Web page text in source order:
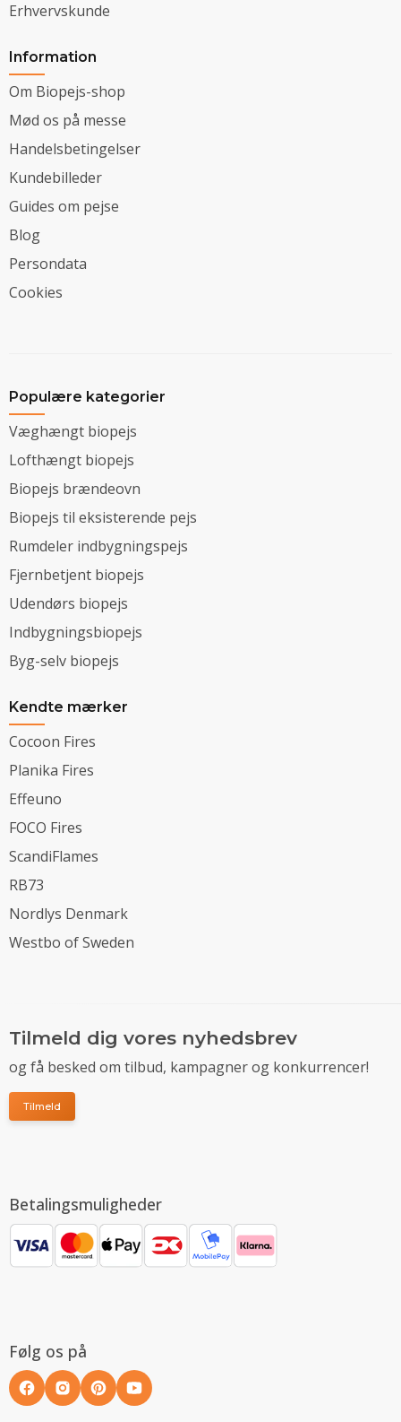
Erhvervskunde
Information
Om Biopejs-shop
Mød os på messe
Handelsbetingelser
Kundebilleder
Guides om pejse
Blog
Persondata
Cookies
Populære kategorier
Væghængt biopejs
Lofthængt biopejs
Biopejs brændeovn
Biopejs til eksisterende pejs
Rumdeler indbygningspejs
Fjernbetjent biopejs
Udendørs biopejs
Indbygningsbiopejs
Byg-selv biopejs
Kendte mærker
Cocoon Fires
Planika Fires
Effeuno
FOCO Fires
ScandiFlames
RB73
Nordlys Denmark
Westbo of Sweden
Tilmeld dig vores nyhedsbrev
og få besked om tilbud, kampagner og konkurrencer!
Tilmeld
Betalingsmuligheder
Følg os på